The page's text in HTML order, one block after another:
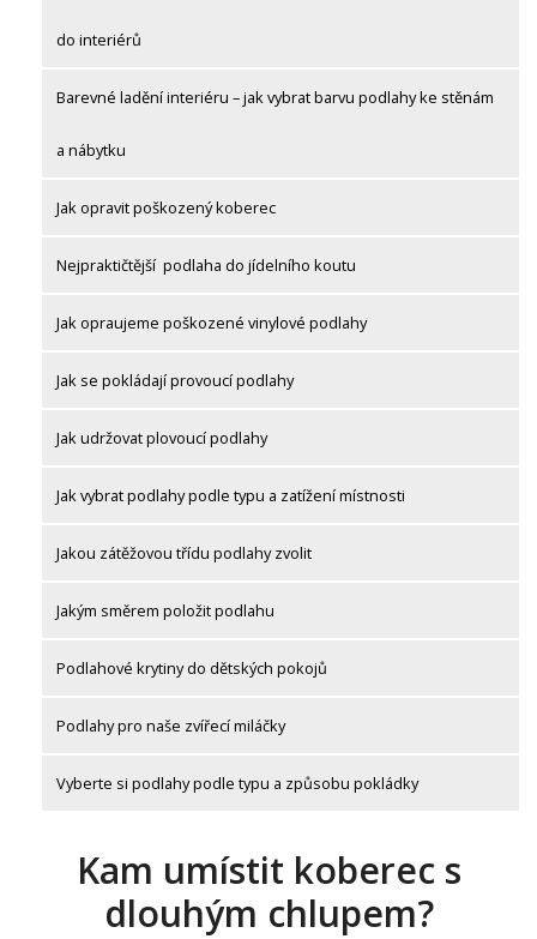
do interiérů
Barevné ladění interiéru – jak vybrat barvu podlahy ke stěnám
a nábytku
Jak opravit poškozený koberec
Nejpraktičtější podlaha do jídelního koutu
Jak opraujeme poškozené vinylové podlahy
Jak se pokládají provoucí podlahy
Jak udržovat plovoucí podlahy
Jak vybrat podlahy podle typu a zatížení místnosti
Jakou zátěžovou třídu podlahy zvolit
Jakým směrem položit podlahu
Podlahové krytiny do dětských pokojů
Podlahy pro naše zvířecí miláčky
Vyberte si podlahy podle typu a způsobu pokládky
Kam umístit koberec s
dlouhým chlupem?